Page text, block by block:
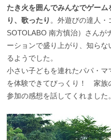
たき火を囲んでみんなでゲー
り、歌ったり 。外遊びの達人・
SOTOLABO 南方慎治）さんが
ーションで盛り上がり、知ら
るようでした。
小さい子どもを連れたパパ・
を体験できてびっくり！ 家族
参加の感想を話してくれました。